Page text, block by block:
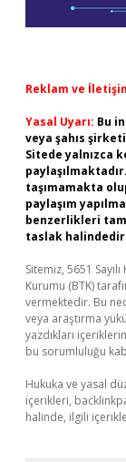
Reklam ve
Yasal Uyarı: Bu
veya şahıs
Sitede yalnızca
taşımamakta
paylaşım
benzerlikleri
taslak
Sitemiz, 5651
Kurumu (BTK)
vermektedir. Bu
veya araştırma
yazdıkları
bu sorumluluğu
Hukuka ve yasal
içerikleri,
halinde, ilgili